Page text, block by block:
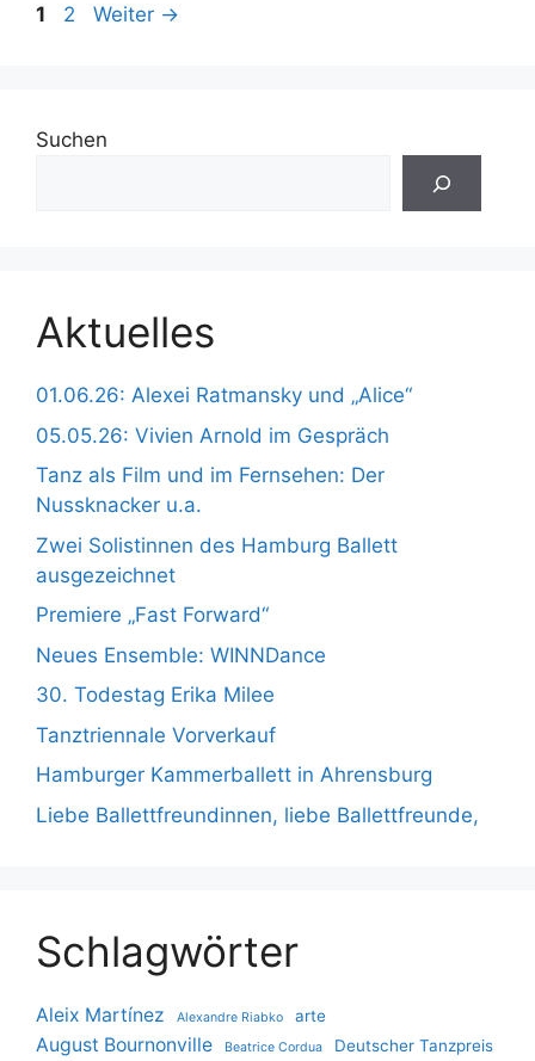
Seite
1 Seite
2 Weiter →
Suchen
Aktuelles
01.06.26: Alexei Ratmansky und „Alice“
05.05.26: Vivien Arnold im Gespräch
Tanz als Film und im Fernsehen: Der
Nussknacker u.a.
Zwei Solistinnen des Hamburg Ballett
ausgezeichnet
Premiere „Fast Forward“
Neues Ensemble: WINNDance
30. Todestag Erika Milee
Tanztriennale Vorverkauf
Hamburger Kammerballett in Ahrensburg
Liebe Ballettfreundinnen, liebe Ballettfreunde,
Schlagwörter
Aleix Martínez Alexandre Riabko arte
August Bournonville Beatrice Cordua Deutscher Tanzpreis